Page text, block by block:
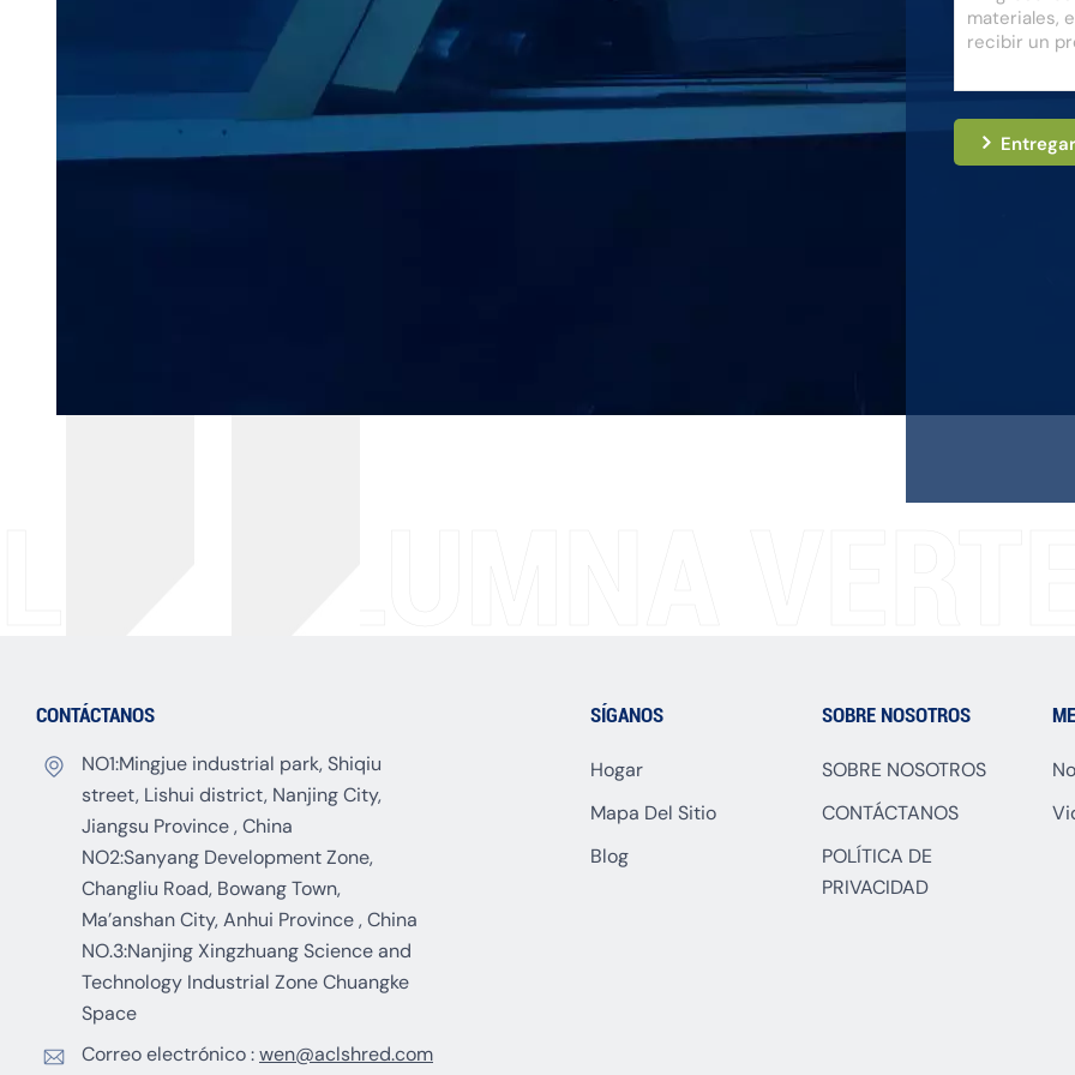
LA COLUMNA
CONTÁCTANOS
NO1:Mingjue industrial park, Shiqiu
street, Lishui district, Nanjing City,
Jiangsu Province , China
NO2:Sanyang Development Zone,
Changliu Road, Bowang Town,
Ma’anshan City, Anhui Province , China
NO.3:Nanjing Xingzhuang Science and
Technology Industrial Zone Chuangke
Space
Correo electrónico :wen@aclshred.com
SOBRE NOSOTROS
SOBRE NOSOTROS
CONTÁCTANOS
POLÍTICA DE
PRIVACIDAD
SÍGANOS
Hogar
Mapa Del Sitio
Blog